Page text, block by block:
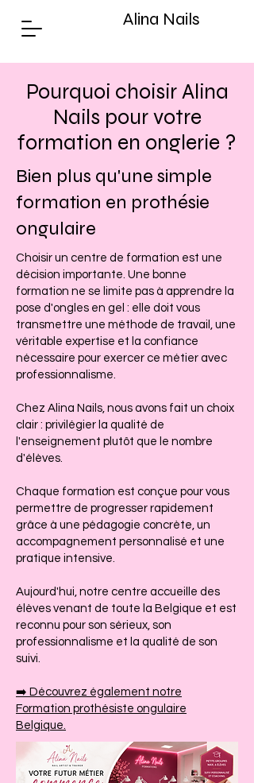
Alina Nails
Pourquoi choisir Alina
Nails pour votre
formation en onglerie ?
Bien plus qu'une simple
formation en prothésie
ongulaire
Choisir un centre de formation est une
décision importante. Une bonne
formation ne se limite pas à apprendre la
pose d'ongles en gel : elle doit vous
transmettre une méthode de travail, une
véritable expertise et la confiance
nécessaire pour exercer ce métier avec
professionnalisme.
Chez Alina Nails, nous avons fait un choix
clair : privilégier la qualité de
l'enseignement plutôt que le nombre
d'élèves.
Chaque formation est conçue pour vous
permettre de progresser rapidement
grâce à une pédagogie concrète, un
accompagnement personnalisé et une
pratique intensive.
Aujourd'hui, notre centre accueille des
élèves venant de toute la Belgique et est
reconnu pour son sérieux, son
professionnalisme et la qualité de son
suivi.
➡️ Découvrez également notre
Formation prothésiste ongulaire
Belgique.